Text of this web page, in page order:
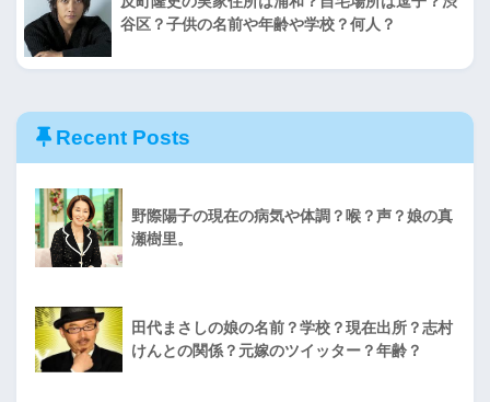
谷区？子供の名前や年齢や学校？何人？
Recent Posts
野際陽子の現在の病気や体調？喉？声？娘の真
瀬樹里。
田代まさしの娘の名前？学校？現在出所？志村
けんとの関係？元嫁のツイッター？年齢？